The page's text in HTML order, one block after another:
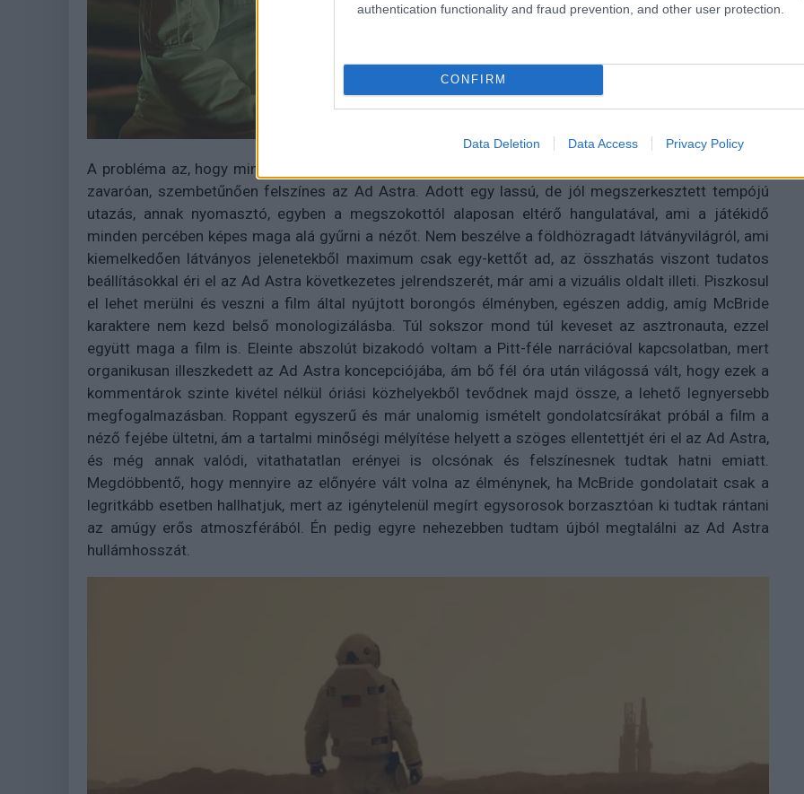
authentication functionality and fraud prevention, and other user protection.
CONFIRM
Data Deletion Data Access Privacy Policy
A probléma az, hogy mind karakterdrámaként, mind az ember irányába megfogalmazott kritikaként
zavaróan, szembetűnően felszínes az Ad Astra. Adott egy lassú, de jól megszerkesztett tempójú
utazás, annak nyomasztó, egyben a megszokottól alaposan eltérő hangulatával, ami a játékidő
minden percében képes maga alá gyűrni a nézőt. Nem beszélve a földhözragadt látványvilágról, ami
kiemelkedően látványos jelenetekből maximum csak egy-kettőt ad, az összhatás viszont tudatos
beállításokkal éri el az Ad Astra következetes jelrendszerét, már ami a vizuális oldalt illeti. Piszkosul
el lehet merülni és veszni a film által nyújtott borongós élményben, egészen addig, amíg McBride
karaktere nem kezd belső monologizálásba. Túl sokszor mond túl keveset az asztronauta, ezzel
együtt maga a film is. Eleinte abszolút bizakodó voltam a Pitt-féle narrációval kapcsolatban, mert
organikusan illeszkedett az Ad Astra koncepciójába, ám bő fél óra után világossá vált, hogy ezek a
kommentárok szinte kivétel nélkül óriási közhelyekből tevődnek majd össze, a lehető legnyersebb
megfogalmazásban. Roppant egyszerű és már unalomig ismételt gondolatcsírákat próbál a film a
néző fejébe ültetni, ám a tartalmi minőségi mélyítése helyett a szöges ellentettjét éri el az Ad Astra,
és még annak valódi, vitathatatlan erényei is olcsónak és felszínesnek tudtak hatni emiatt.
Megdöbbentő, hogy mennyire az előnyére vált volna az élménynek, ha McBride gondolatait csak a
legritkább esetben hallhatjuk, mert az igénytelenül megírt egysorosok borzasztóan ki tudtak rántani
az amúgy erős atmoszférából. Én pedig egyre nehezebben tudtam újból megtalálni az Ad Astra
hullámhosszát.